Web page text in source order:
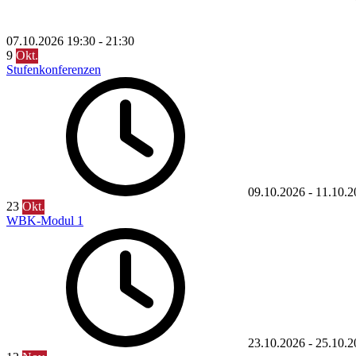
07.10.2026 19:30 - 21:30
9 Okt.
Stufenkonferenzen
09.10.2026 -
23 Okt.
WBK-Modul 1
23.10.2026 -